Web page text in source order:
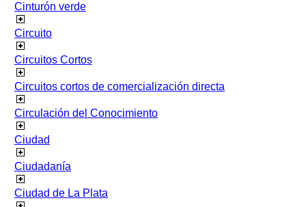
Cinturón verde
Circuito
Circuitos Cortos
Circuitos cortos de comercialización directa
Circulación del Conocimiento
Ciudad
Ciudadanía
Ciudad de La Plata